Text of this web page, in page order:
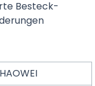
Besteck-